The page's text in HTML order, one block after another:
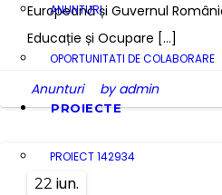
ANUNTURI
OPORTUNITATI DE COLABORARE
PROIECTE
PROIECT 142934
Europeană și Guvernul
Educație și Ocupare […]
Anunturi by admin
22 iun.